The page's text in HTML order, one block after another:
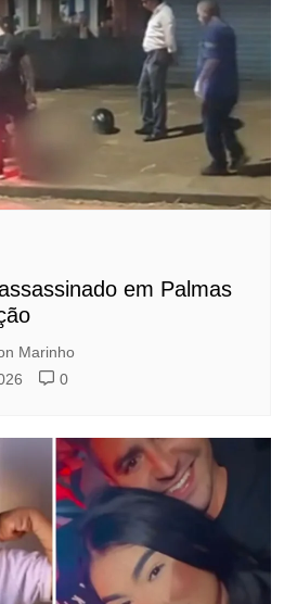
em Palmas
Marinho
0